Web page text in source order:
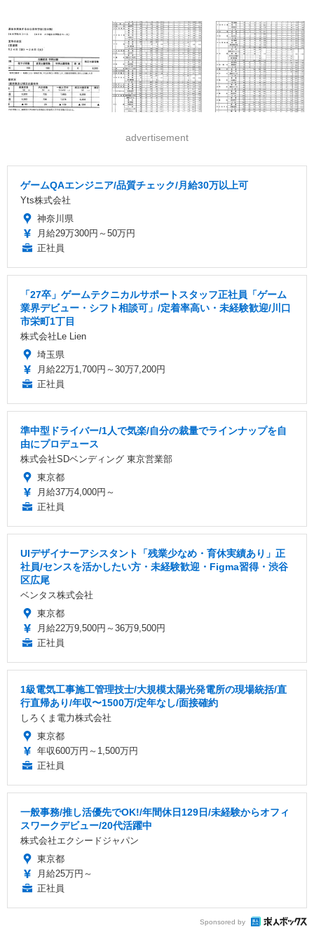
advertisement
ゲームQAエンジニア/品質チェック/月給30万以上可
Yts株式会社
神奈川県
月給29万300円～50万円
正社員
「27卒」ゲームテクニカルサポートスタッフ正社員「ゲーム
業界デビュー・シフト相談可」/定着率高い・未経験歓迎/川口
市栄町1丁目
株式会社Le Lien
埼玉県
月給22万1,700円～30万7,200円
正社員
準中型ドライバー/1人で気楽/自分の裁量でラインナップを自
由にプロデュース
株式会社SDベンディング 東京営業部
東京都
月給37万4,000円～
正社員
UIデザイナーアシスタント「残業少なめ・育休実績あり」正
社員/センスを活かしたい方・未経験歓迎・Figma習得・渋谷
区広尾
ベンタス株式会社
東京都
月給22万9,500円～36万9,500円
正社員
1級電気工事施工管理技士/大規模太陽光発電所の現場統括/直
行直帰あり/年収〜1500万/定年なし/面接確約
しろくま電力株式会社
東京都
年収600万円～1,500万円
正社員
一般事務/推し活優先でOK!/年間休日129日/未経験からオフィ
スワークデビュー/20代活躍中
株式会社エクシードジャパン
東京都
月給25万円～
正社員
Sponsored by